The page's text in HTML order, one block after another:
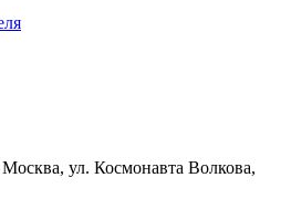
ул. Космонавта Волкова,